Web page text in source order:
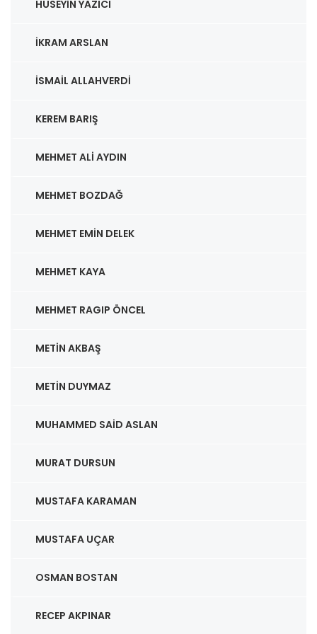
HÜSEYIN YAZICI
İKRAM ARSLAN
İSMAIL ALLAHVERDI
KEREM BARIŞ
MEHMET ALI AYDIN
MEHMET BOZDAĞ
MEHMET EMIN DELEK
MEHMET KAYA
MEHMET RAGIP ÖNCEL
METIN AKBAŞ
METIN DUYMAZ
MUHAMMED SAID ASLAN
MURAT DURSUN
MUSTAFA KARAMAN
MUSTAFA UÇAR
OSMAN BOSTAN
RECEP AKPINAR